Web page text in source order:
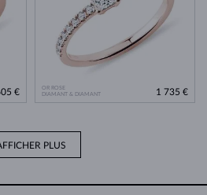
€
OR ROSE
DIAMANT & DIAMANT
1 735 €
PLUS